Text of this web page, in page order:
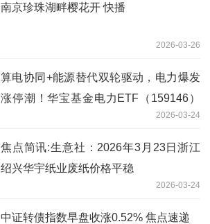
南京珍珠湖畔樱花开 快播
2026-03-26
算电协同+能源替代双轮驱动，电力爆发
涨停潮！华宝基金电力ETF（159146）
大涨近4%，资金连续抢筹！-每日观察
2026-03-24
焦点简讯:生意社：2026年3月23日浙江
绍兴华宇纸业废纸价格平稳
2026-03-24
中证转债指数早盘收涨0.52% 焦点速递